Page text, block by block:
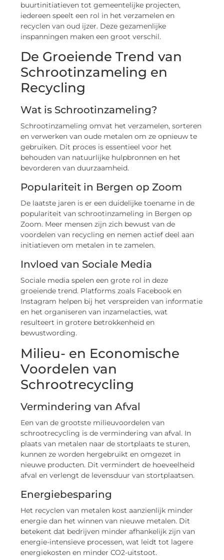
buurtinitiatieven tot gemeentelijke projecten,
iedereen speelt een rol in het verzamelen en
recyclen van oud ijzer. Deze gezamenlijke
inspanningen maken een groot verschil.
De Groeiende Trend van
Schrootinzameling en
Recycling
Wat is Schrootinzameling?
Schrootinzameling omvat het verzamelen, sorteren
en verwerken van oude metalen om ze opnieuw te
gebruiken. Dit proces is essentieel voor het
behouden van natuurlijke hulpbronnen en het
bevorderen van duurzaamheid.
Populariteit in Bergen op Zoom
De laatste jaren is er een duidelijke toename in de
populariteit van schrootinzameling in Bergen op
Zoom. Meer mensen zijn zich bewust van de
voordelen van recycling en nemen actief deel aan
initiatieven om metalen in te zamelen.
Invloed van Sociale Media
Sociale media spelen een grote rol in deze
groeiende trend. Platforms zoals Facebook en
Instagram helpen bij het verspreiden van informatie
en het organiseren van inzamelacties, wat
resulteert in grotere betrokkenheid en
bewustwording.
Milieu- en Economische
Voordelen van
Schrootrecycling
Vermindering van Afval
Een van de grootste milieuvoordelen van
schrootrecycling is de vermindering van afval. In
plaats van metalen naar de stortplaats te sturen,
kunnen ze worden hergebruikt en omgezet in
nieuwe producten. Dit vermindert de hoeveelheid
afval en verlengt de levensduur van stortplaatsen.
Energiebesparing
Het recyclen van metalen kost aanzienlijk minder
energie dan het winnen van nieuwe metalen. Dit
betekent dat bedrijven minder afhankelijk zijn van
energie-intensieve processen, wat leidt tot lagere
energiekosten en minder CO2-uitstoot.